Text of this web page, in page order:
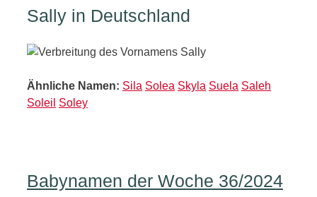
Sally in Deutschland
Ähnliche Namen: Sila Solea Skyla Suela Saleh
Soleil Soley
Babynamen der Woche 36/2024